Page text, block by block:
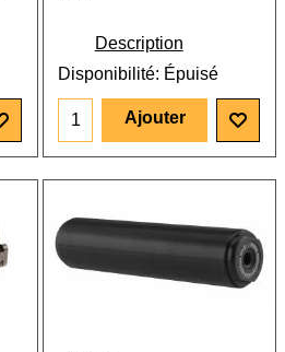
Description
Disponibilité: Épuisé
Ajouter